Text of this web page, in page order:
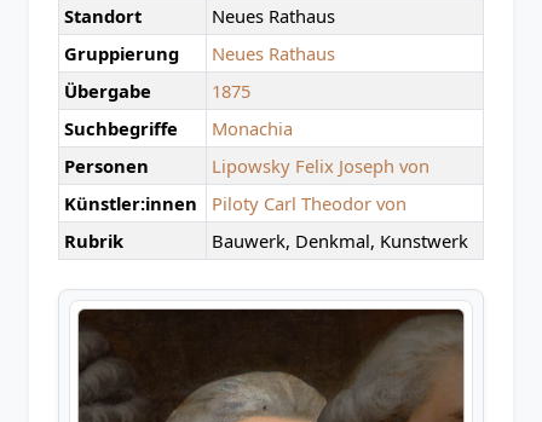
Standort
Neues Rathaus
Gruppierung
Neues Rathaus
Übergabe
1875
Suchbegriffe
Monachia
Personen
Lipowsky Felix Joseph von
Künstler:innen
Piloty Carl Theodor von
Rubrik
Bauwerk, Denkmal, Kunstwerk